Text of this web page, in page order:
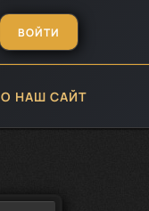
ВОЙТИ
НАШ САЙТ